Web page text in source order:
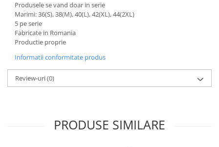
Produsele se vand doar in serie
Marimi: 36(S), 38(M), 40(L), 42(XL), 44(2XL)
5 pe serie
Fabricate in Romania
Productie proprie
Informatii conformitate produs
Review-uri(0)
PRODUSE SIMILARE